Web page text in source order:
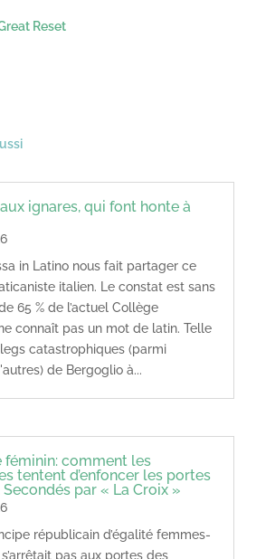
Reset
ignares, qui font honte à
in Latino nous fait partager ce
italien. Le constat est sans
65 % de l’actuel Collège
connaît pas un mot de latin. Telle
catastrophiques (parmi
de Bergoglio à...
féminin: comment les
tentent d’enfoncer les portes
Secondés par « La Croix »
républicain d’égalité femmes-
pas aux portes des